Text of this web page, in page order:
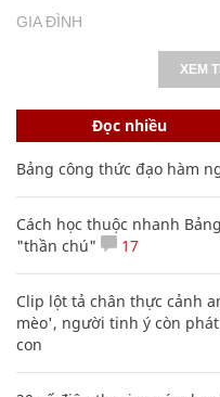
GIA ĐÌNH
XEM
Đọc nhiều
Bảng công thức đạo hàm
Cách học thuộc nhanh
"thần chú"
17
Clip lột tả chân thực cảnh
mèo', người tinh ý còn
con